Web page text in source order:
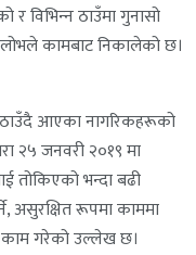
विभिन्‍न ठाउँमा गुनासो
कामबाट निकालेको छ।
आएका नागरिकहरूको
२५ जनवरी २०१९ मा
तोकिएको भन्दा बढी
असुरक्षित रूपमा काममा
काम गरेको उल्लेख छ।